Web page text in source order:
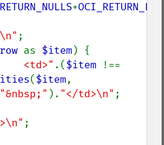
+
;
as $item) {
<td>" .($item
($item
"&nbsp;" ). "</td>\n" ;
;